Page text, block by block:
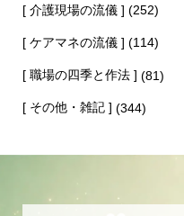
[ 介護現場の流儀 ] (252)
[ ケアマネの流儀 ] (114)
[ 職場の四季と作法 ] (81)
[ その他・雑記 ] (344)